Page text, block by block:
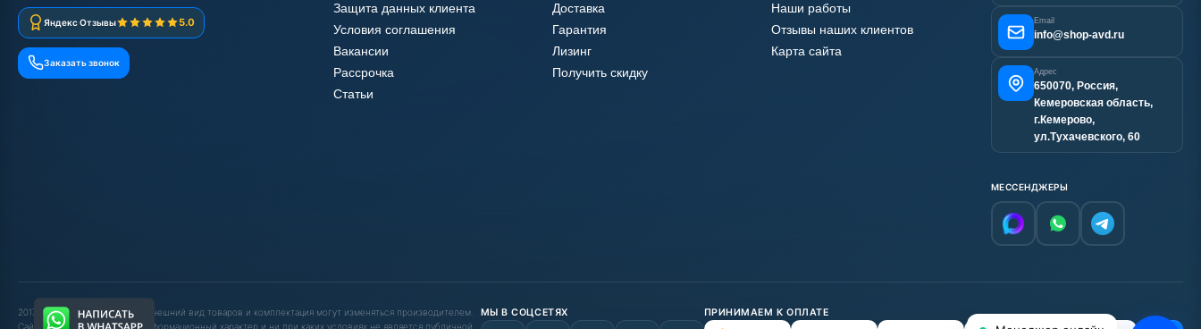
Яндекс Отзывы 5.0
Заказать звонок
Защита данных клиента
Условия соглашения
Вакансии
Рассрочка
Статьи
Доставка
Гарантия
Лизинг
Получить скидку
Наши работы
Отзывы наших клиентов
Карта сайта
Email
info@shop-avd.ru
Адрес
650070, Россия,
Кемеровская область,
г.Кемерово,
ул.Тухачевского, 60
МЕССЕНДЖЕРЫ
2017-2025 © ООО "ШОП АВД". Внешний вид товаров и комплектация могут изменяться производителем.
Сайт носит исключительно информационный характер и ни при каких условиях не является публичной
МЫ В СОЦСЕТЯХ ПРИНИМАЕМ К ОПЛАТЕ